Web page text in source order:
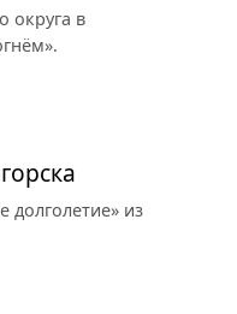
округа в
долголетие» из